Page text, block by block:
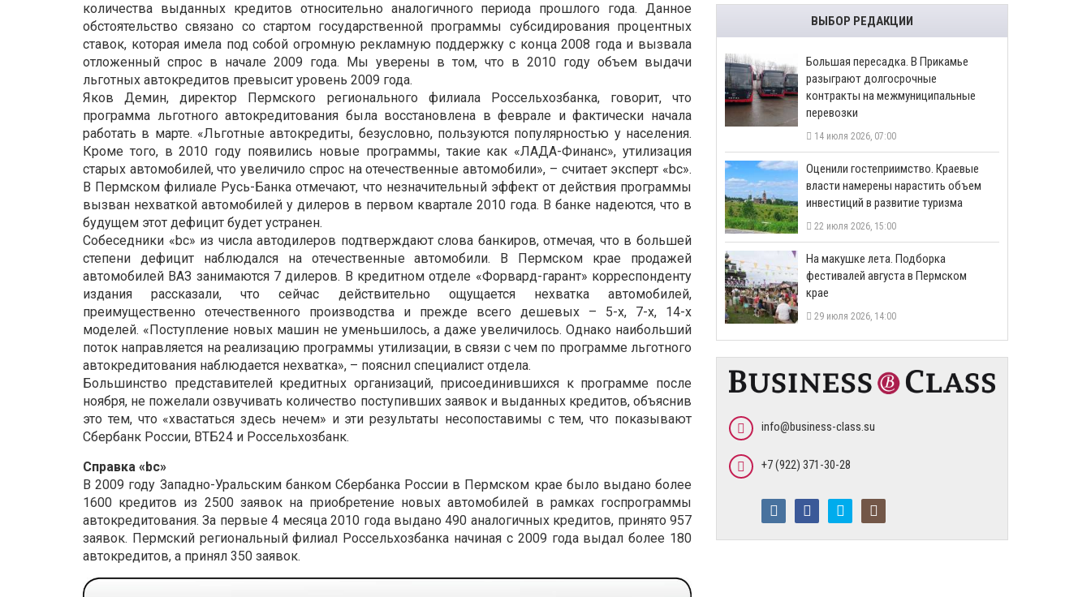
количества выданных кредитов относительно аналогичного периода прошлого года. Данное
обстоятельство связано со стартом государственной программы субсидирования процентных
ставок, которая имела под собой огромную рекламную поддержку с конца 2008 года и вызвала
отложенный спрос в начале 2009 года. Мы уверены в том, что в 2010 году объем выдачи
льготных автокредитов превысит уровень 2009 года.
Яков Демин, директор Пермского регионального филиала Россельхозбанка, говорит, что
программа льготного автокредитования была восстановлена в феврале и фактически начала
работать в марте. «Льготные автокредиты, безусловно, пользуются популярностью у населения.
Кроме того, в 2010 году появились новые программы, такие как «ЛАДА-Финанс», утилизация
старых автомобилей, что увеличило спрос на отечественные автомобили», – считает эксперт «bc».
В Пермском филиале Русь-Банка отмечают, что незначительный эффект от действия программы
вызван нехваткой автомобилей у дилеров в первом квартале 2010 года. В банке надеются, что в
будущем этот дефицит будет устранен.
Собеседники «bc» из числа автодилеров подтверждают слова банкиров, отмечая, что в большей
степени дефицит наблюдался на отечественные автомобили. В Пермском крае продажей
автомобилей ВАЗ занимаются 7 дилеров. В кредитном отделе «Форвард-гарант» корреспонденту
издания рассказали, что сейчас действительно ощущается нехватка автомобилей,
преимущественно отечественного производства и прежде всего дешевых – 5-х, 7-х, 14-х
моделей. «Поступление новых машин не уменьшилось, а даже увеличилось. Однако наибольший
поток направляется на реализацию программы утилизации, в связи с чем по программе льготного
автокредитования наблюдается нехватка», – пояснил специалист отдела.
Большинство представителей кредитных организаций, присоединившихся к программе после
ноября, не пожелали озвучивать количество поступивших заявок и выданных кредитов, объяснив
это тем, что «хвастаться здесь нечем» и эти результаты несопоставимы с тем, что показывают
Сбербанк России, ВТБ24 и Россельхозбанк.
Справка «bc»
В 2009 году Западно-Уральским банком Сбербанка России в Пермском крае было выдано более
1600 кредитов из 2500 заявок на приобретение новых автомобилей в рамках госпрограммы
автокредитования. За первые 4 месяца 2010 года выдано 490 аналогичных кредитов, принято 957
заявок. Пермский региональный филиал Россельхозбанка начиная с 2009 года выдал более 180
автокредитов, а принял 350 заявок.
ВЫБОР РЕДАКЦИИ
Большая пересадка. В Прикамье
разыграют долгосрочные
контракты на межмуниципальные
перевозки
14 июля 2026, 07:00
Оценили гостеприимство. Краевые
власти намерены нарастить объем
инвестиций в развитие туризма
22 июля 2026, 15:00
На макушке лета. Подборка
фестивалей августа в Пермском
крае
29 июля 2026, 14:00
info@business-class.su
+7 (922) 371-30-28